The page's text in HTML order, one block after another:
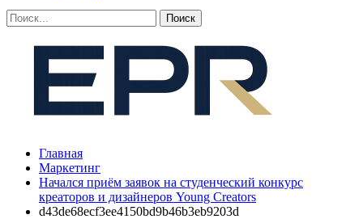
Главная
Маркетинг
Начался приём заявок на студенческий конкурс
креаторов и дизайнеров Young Creators
d43de68ecf3ee4150bd9b46b3eb9203d